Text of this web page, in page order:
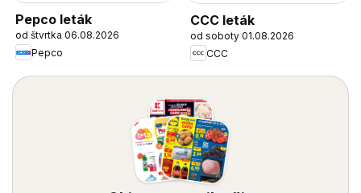
Pepco leták
od štvrtka 06.08.2026
Pepco
CCC leták
od soboty 01.08.2026
CCC